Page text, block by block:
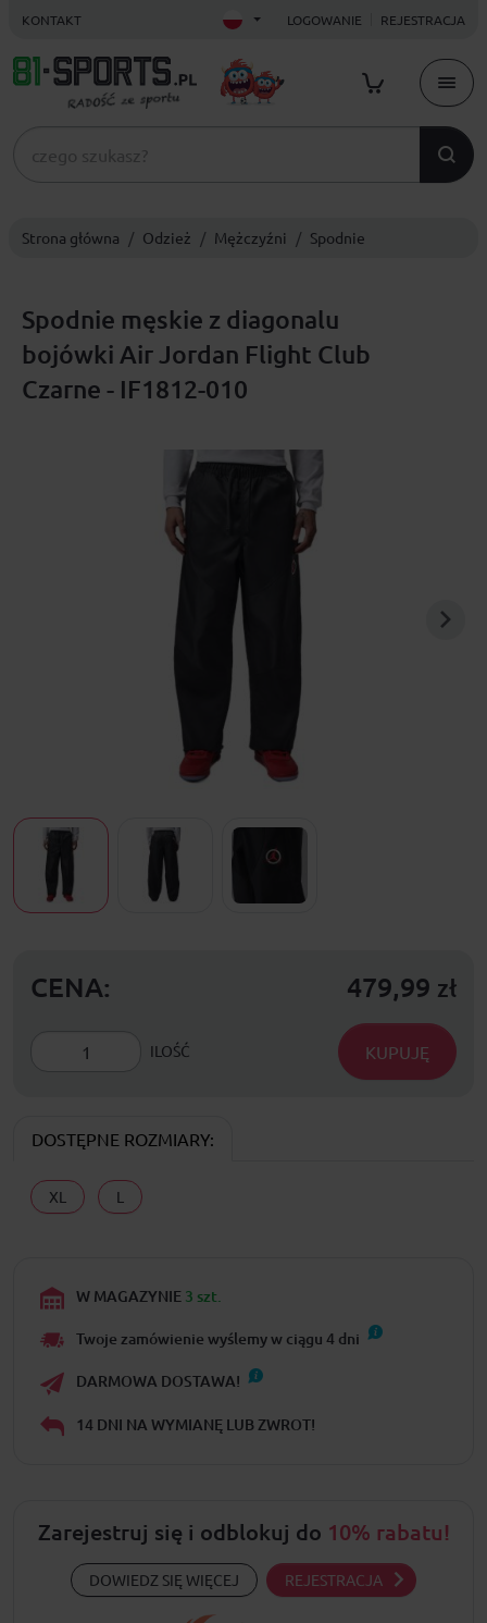
KONTAKT LOGOWANIE REJESTRACJA
Strona główna Odzież Mężczyźni Spodnie
Spodnie męskie z diagonalu
bojówki Air Jordan Flight Club
Czarne - IF1812-010
CENA: 479,99 zł
ILOŚĆ KUPUJĘ
DOSTĘPNE ROZMIARY:
XL L
W MAGAZYNIE 3 szt.
Twoje zamówienie wyślemy w ciągu 4 dni
DARMOWA DOSTAWA!
14 DNI NA WYMIANĘ LUB ZWROT!
Zarejestruj się i odblokuj do 10% rabatu!
DOWIEDZ SIĘ WIĘCEJ REJESTRACJA